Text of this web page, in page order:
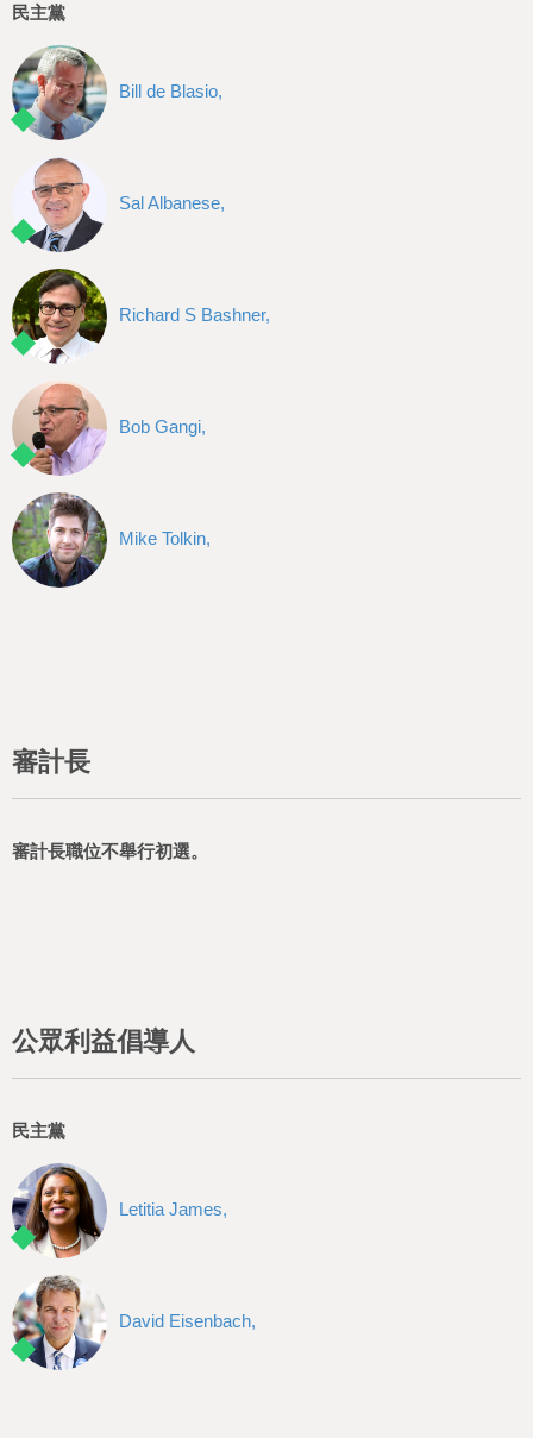
民主黨
Bill de Blasio,
Sal Albanese,
Richard S Bashner,
Bob Gangi,
Mike Tolkin,
審計長
審計長職位不舉行初選。
公眾利益倡導人
民主黨
Letitia James,
David Eisenbach,